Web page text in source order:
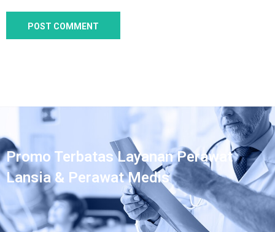
Promo Terbatas Layanan Perawat
Lansia & Perawat Medis